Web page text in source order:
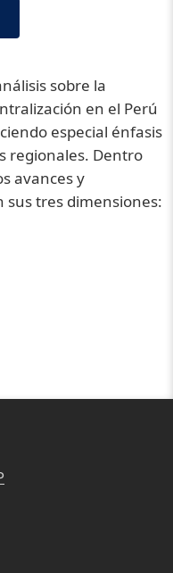
sobre la
en el Perú
especial énfasis
regionales. Dentro
avances y
sus tres dimensiones: